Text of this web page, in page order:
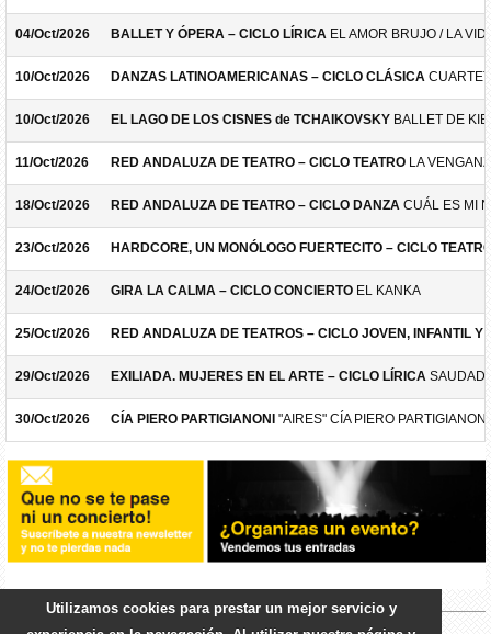
04/Oct/2026 BALLET Y ÓPERA – CICLO LÍRICA EL AMOR BRUJO / LA
10/Oct/2026 DANZAS LATINOAMERICANAS – CICLO CLÁSICA
10/Oct/2026 EL LAGO DE LOS CISNES de TCHAIKOVSKY BALLET DE
11/Oct/2026 RED ANDALUZA DE TEATRO – CICLO TEATRO LA
18/Oct/2026 RED ANDALUZA DE TEATRO – CICLO DANZA CUÁL ES MI
23/Oct/2026 HARDCORE, UN MONÓLOGO FUERTECITO – CICLO
24/Oct/2026 GIRA LA CALMA – CICLO CONCIERTO EL KANKA
25/Oct/2026 RED ANDALUZA DE TEATROS – CICLO JOVEN, INFANTIL Y
29/Oct/2026 EXILIADA. MUJERES EN EL ARTE – CICLO LÍRICA
30/Oct/2026 CÍA PIERO PARTIGIANONI "AIRES" CÍA PIERO PARTIGIANONI
Utilizamos cookies para prestar un mejor servicio y